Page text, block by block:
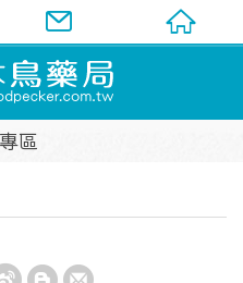
區